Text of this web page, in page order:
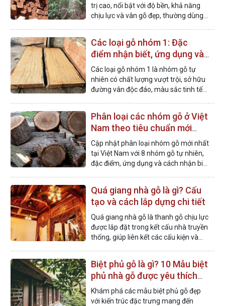
trị cao, nổi bật với độ bền, khả năng
chịu lực và vân gỗ đẹp, thường dùng
Các loại gỗ nhóm 1: Đặc
điểm nhận biết, ứng dụng và
bảng giá
Các loại gỗ nhóm 1 là nhóm gỗ tự
nhiên có chất lượng vượt trội, sở hữu
đường vân độc đáo, màu sắc tinh tế
Phân loại các nhóm gỗ ở Việt
Nam theo tiêu chuẩn mới
nhất
Cập nhật phân loại nhóm gỗ mới nhất
tại Việt Nam với 8 nhóm gỗ tự nhiên,
đặc điểm, ứng dụng và cách nhận biết
Quá giang nhà gỗ là gì? Cấu
tạo và cách lắp dựng chi tiết
Quá giang nhà gỗ là thanh gỗ chịu lực
được lắp đặt trong kết cấu nhà truyền
thống, giúp liên kết các cấu kiện và
Biệt phủ gỗ là gì? 10 Mẫu biệt
phủ nhà gỗ được yêu thích
nhất
Khám phá các mẫu biệt phủ gỗ đẹp
với kiến trúc đặc trưng mang đến